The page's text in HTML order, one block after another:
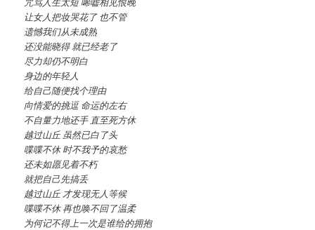
让女人把妆哭花了 也不管
遗憾我们从未成熟
还没能晓得 就已经老了
尽力却仍不明白
身边的年轻人
给自己随便找个理由
向情爱的挑逗 命运的左右
不自量力地还手 直至死方休
越过山丘 虽然已白了头
喋喋不休 时不我予的哀愁
还未如愿见着不朽
就把自己先搞丢
越过山丘 才发现无人等候
喋喋不休 再也唤不回了温柔
为何记不得上一次是谁给的拥抱